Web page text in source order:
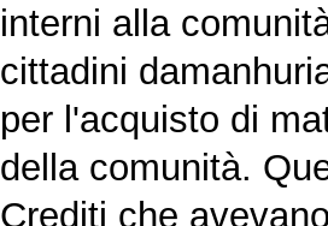
interni alla
cittadini
per l'acquisto di
della comunità.
Crediti che